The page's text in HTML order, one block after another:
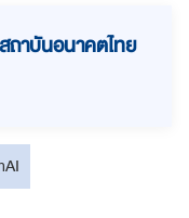
ถาบันอนาคตไทย